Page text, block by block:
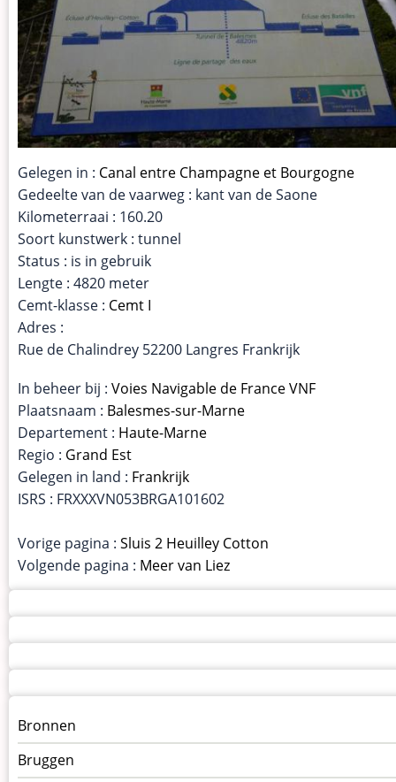
Gelegen in : Canal entre Champagne et Bourgogne
Gedeelte van de vaarweg : kant van de Saone
Kilometerraai : 160.20
Soort kunstwerk : tunnel
Status : is in gebruik
Lengte : 4820 meter
Cemt-klasse : Cemt I
Adres :
Rue de Chalindrey 52200 Langres Frankrijk
In beheer bij : Voies Navigable de France VNF
Plaatsnaam : Balesmes-sur-Marne
Departement : Haute-Marne
Regio : Grand Est
Gelegen in land : Frankrijk
ISRS : FRXXXVN053BRGA101602
Vorige pagina : Sluis 2 Heuilley Cotton
Volgende pagina : Meer van Liez
Menu
kunstwerken
op
Bronnen
Bruggen